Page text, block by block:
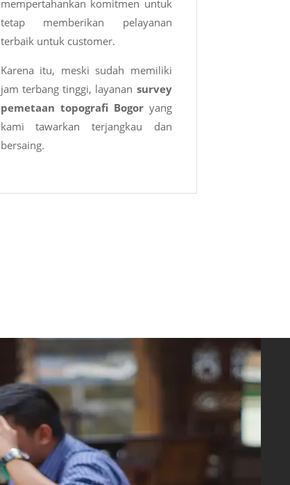
mempertahankan komitmen untuk
tetap memberikan pelayanan
terbaik untuk customer.
Karena itu, meski sudah memiliki
jam terbang tinggi, layanan survey
pemetaan topografi Bogoryang
kami tawarkan terjangkau dan
bersaing.